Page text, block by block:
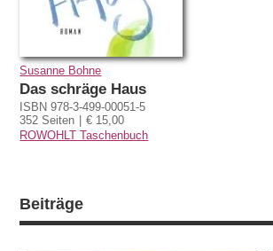
Susanne Bohne
Das schräge Haus
ISBN 978-3-499-00051-5
352 Seiten
€ 15,00
ROWOHLT Taschenbuch
Beiträge